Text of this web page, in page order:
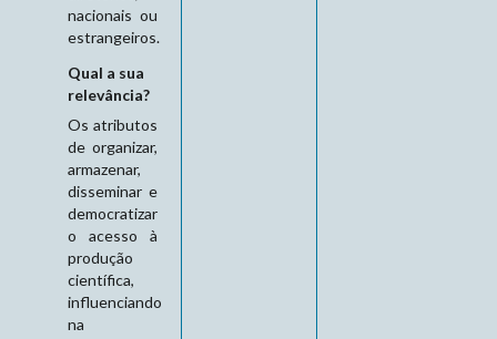
nacionais ou
estrangeiros.
Qual a sua
relevância?
Os atributos
de organizar,
armazenar,
disseminar e
democratizar
o acesso à
produção
científica,
influenciando
na